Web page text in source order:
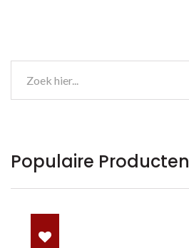
Populaire Producten